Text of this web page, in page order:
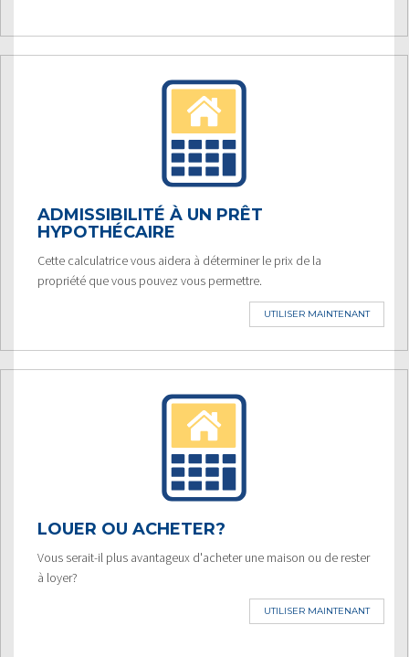
ADMISSIBILITÉ À UN PRÊT
HYPOTHÉCAIRE
Cette calculatrice vous aidera à déterminer le prix de la
propriété que vous pouvez vous permettre.
UTILISER MAINTENANT
LOUER OU ACHETER?
Vous serait-il plus avantageux d'acheter une maison ou de rester
à loyer?
UTILISER MAINTENANT